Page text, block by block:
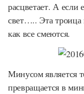
расцветает. А
свет….. Эта троица
как все смеются.
Минусом является
превращается в